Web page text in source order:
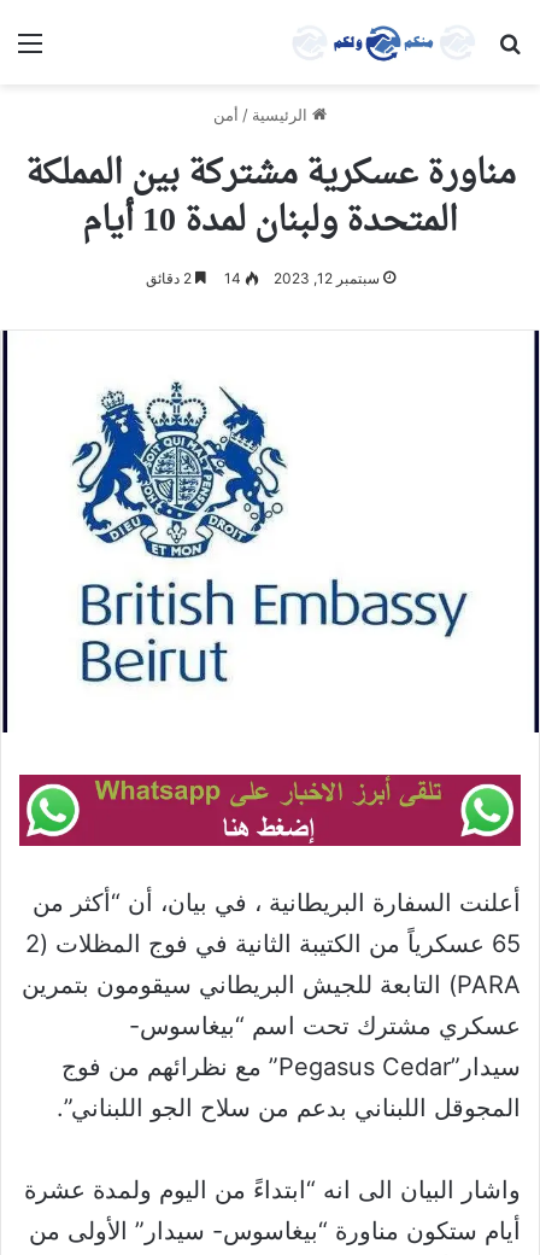
بحث عن
الرئيسية / أمن
مناورة عسكرية مشتركة بين المملكة
المتحدة ولبنان لمدة 10 أيام
سبتمبر 12, 2023 14 2 دقائق
أعلنت السفارة البريطانية ، في بيان، أن “أكثر من
65 عسكرياً من الكتيبة الثانية في فوج المظلات (2
PARA) التابعة للجيش البريطاني سيقومون بتمرين
عسكري مشترك تحت اسم “بيغاسوس-
سيدار”Pegasus Cedar” مع نظرائهم من فوج
المجوقل اللبناني بدعم من سلاح الجو اللبناني”.
واشار البيان الى انه “ابتداءً من اليوم ولمدة عشرة
أيام ستكون مناورة “بيغاسوس- سيدار” الأولى من